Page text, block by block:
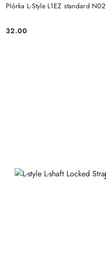
PIórka L-Style L1EZ standard N02
Cena:
32.00